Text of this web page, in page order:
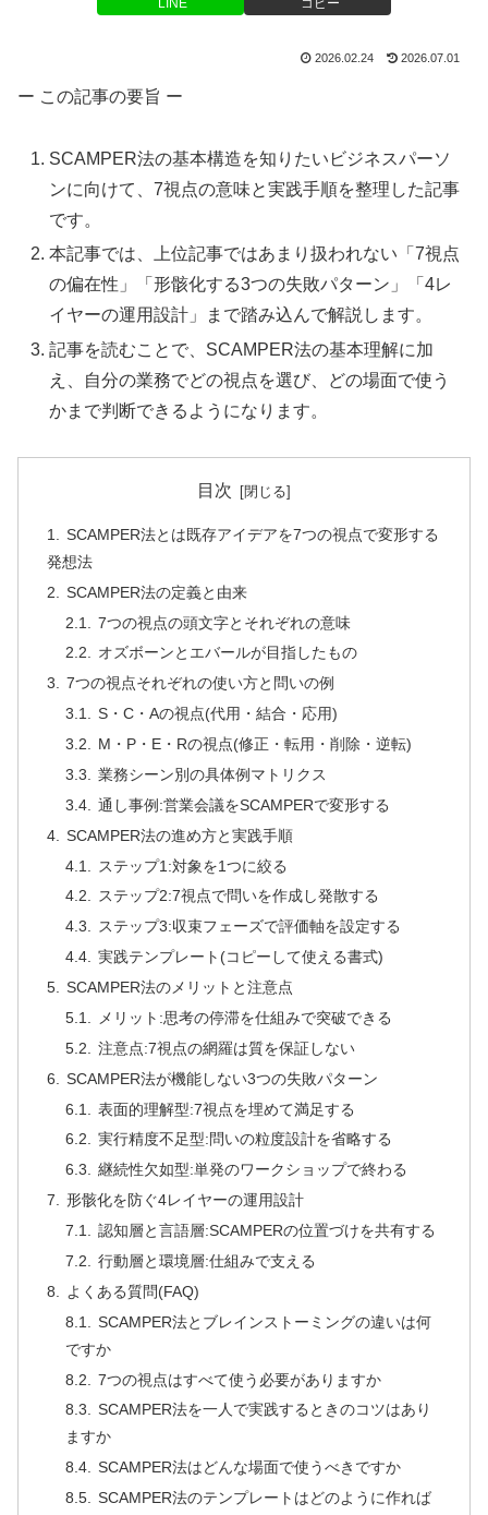
LINE コピー
2026.02.24 2026.07.01
ー この記事の要旨 ー
SCAMPER法の基本構造を知りたいビジネスパーソ
ンに向けて、7視点の意味と実践手順を整理した記事
です。
本記事では、上位記事ではあまり扱われない「7視点
の偏在性」「形骸化する3つの失敗パターン」「4レ
イヤーの運用設計」まで踏み込んで解説します。
記事を読むことで、SCAMPER法の基本理解に加
え、自分の業務でどの視点を選び、どの場面で使う
かまで判断できるようになります。
目次
SCAMPER法とは既存アイデアを7つの視点で変形する
発想法
SCAMPER法の定義と由来
7つの視点の頭文字とそれぞれの意味
オズボーンとエバールが目指したもの
7つの視点それぞれの使い方と問いの例
S・C・Aの視点(代用・結合・応用)
M・P・E・Rの視点(修正・転用・削除・逆転)
業務シーン別の具体例マトリクス
通し事例:営業会議をSCAMPERで変形する
SCAMPER法の進め方と実践手順
ステップ1:対象を1つに絞る
ステップ2:7視点で問いを作成し発散する
ステップ3:収束フェーズで評価軸を設定する
実践テンプレート(コピーして使える書式)
SCAMPER法のメリットと注意点
メリット:思考の停滞を仕組みで突破できる
注意点:7視点の網羅は質を保証しない
SCAMPER法が機能しない3つの失敗パターン
表面的理解型:7視点を埋めて満足する
実行精度不足型:問いの粒度設計を省略する
継続性欠如型:単発のワークショップで終わる
形骸化を防ぐ4レイヤーの運用設計
認知層と言語層:SCAMPERの位置づけを共有する
行動層と環境層:仕組みで支える
よくある質問(FAQ)
SCAMPER法とブレインストーミングの違いは何
ですか
7つの視点はすべて使う必要がありますか
SCAMPER法を一人で実践するときのコツはあり
ますか
SCAMPER法はどんな場面で使うべきですか
SCAMPER法のテンプレートはどのように作れば